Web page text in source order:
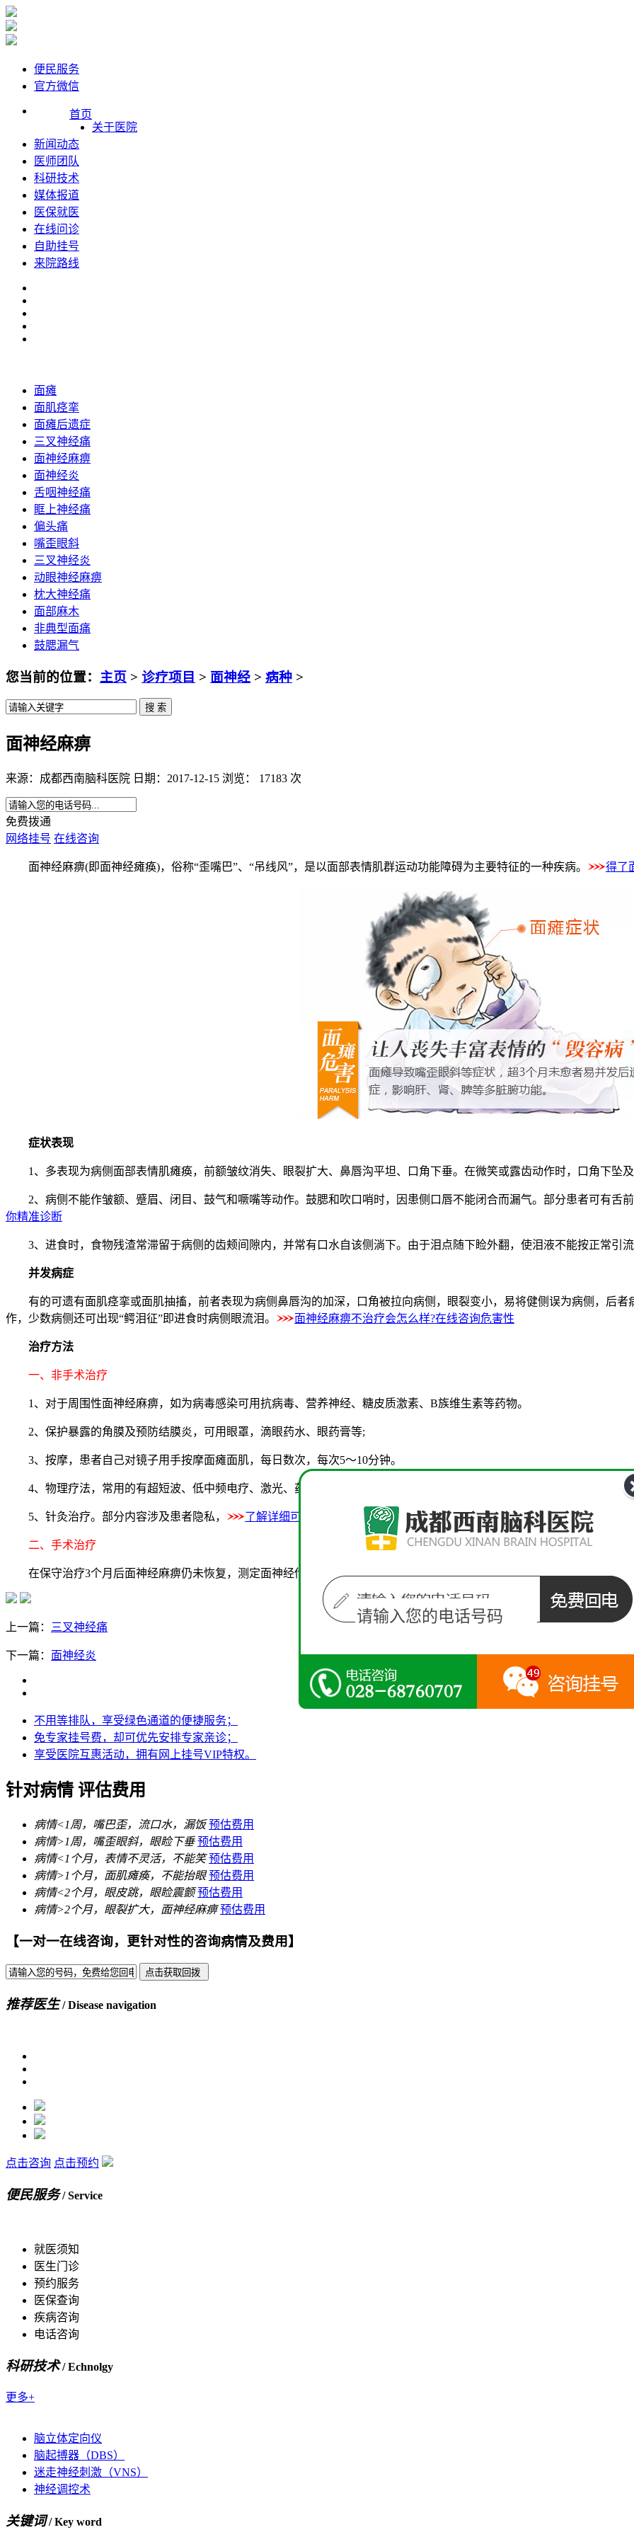
便民服务
官方微信
首页
关于医院
新闻动态
医师团队
科研技术
媒体报道
医保就医
在线问诊
自助挂号
来院路线
面瘫
面肌痉挛
面瘫后遗症
三叉神经痛
面神经麻痹
面神经炎
舌咽神经痛
眶上神经痛
偏头痛
嘴歪眼斜
三叉神经炎
动眼神经麻痹
枕大神经痛
面部麻木
非典型面痛
鼓腮漏气
您当前的位置： 主页 > 诊疗项目 > 面神经 > 病种 >
面神经麻痹
来源：成都西南脑科医院 日期：2017-12-15 浏览： 17183 次
免费拨通
网络挂号 在线咨询
面神经麻痹(即面神经瘫痪)，俗称“歪嘴巴”、“吊线风”，是以面部表情肌群运动功能障碍为主要特征的一种疾病。 得了
症状表现
1、多表现为病侧面部表情肌瘫痪，前额皱纹消失、眼裂扩大、鼻唇沟平坦、口角下垂。在微笑或露齿动作时，口角下坠及
2、病侧不能作皱额、蹙眉、闭目、鼓气和噘嘴等动作。鼓腮和吹口哨时，因患侧口唇不能闭合而漏气。部分患者可有舌前
你精准诊断
3、进食时，食物残渣常滞留于病侧的齿颊间隙内，并常有口水自该侧淌下。由于泪点随下睑外翻，使泪液不能按正常引流
并发病症
有的可遗有面肌痉挛或面肌抽搐，前者表现为病侧鼻唇沟的加深，口角被拉向病侧，眼裂变小，易将健侧误为病侧，后者
作，少数病侧还可出现“鳄泪征”即进食时病侧眼流泪。
面神经麻痹不治疗会怎么样?在线咨询危害性
治疗方法
一、非手术治疗
1、对于周围性面神经麻痹，如为病毒感染可用抗病毒、营养神经、糖皮质激素、B族维生素等药物。
2、保护暴露的角膜及预防结膜炎，可用眼罩，滴眼药水、眼药膏等;
3、按摩，患者自己对镜子用手按摩面瘫面肌，每日数次，每次5～10分钟。
4、物理疗法，常用的有超短波、低中频电疗、激光、药物导入等。
5、针灸治疗。部分内容涉及患者隐私， 了解详细可点击咨询
二、手术治疗
在保守治疗3个月后面神经麻痹仍未恢复，测定面神经传导速度及面肌肌电图检查均无反应即电位活动者，可采用外科手术
上一篇： 三叉神经痛
下一篇： 面神经炎
不用等排队，享受绿色通道的便捷服务；
免专家挂号费，却可优先安排专家亲诊；
享受医院互惠活动，拥有网上挂号VIP特权。
针对病情 评估费用
病情<1周，嘴巴歪，流口水，漏饭 预估费用
病情>1周，嘴歪眼斜，眼睑下垂 预估费用
病情<1个月，表情不灵活，不能笑 预估费用
病情>1个月，面肌瘫痪，不能抬眼 预估费用
病情<2个月，眼皮跳，眼睑震颤 预估费用
病情>2个月，眼裂扩大，面神经麻痹 预估费用
【一对一在线咨询，更针对性的咨询病情及费用】
推荐医生/ Disease navigation
点击咨询 点击预约
便民服务/ Service
就医须知
医生门诊
预约服务
医保查询
疾病咨询
电话咨询
科研技术/ Echnolgy
更多+
脑立体定向仪
脑起搏器（DBS）
迷走神经刺激（VNS）
神经调控术
关键词/ Key word